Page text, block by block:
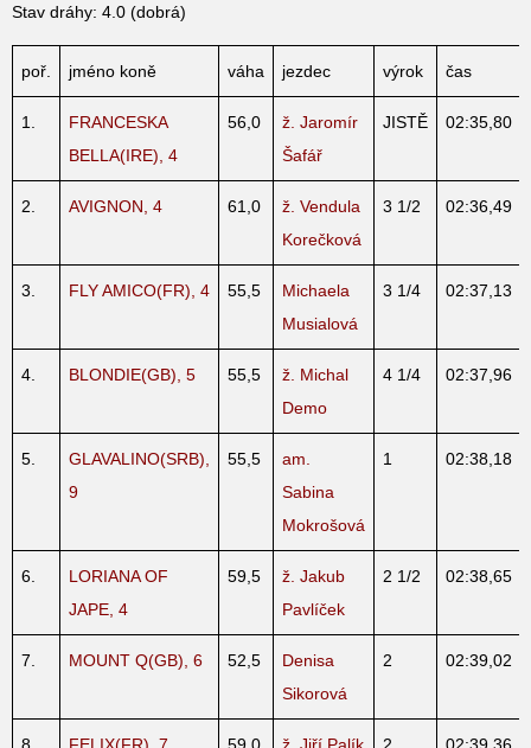
Stav dráhy: 4.0 (dobrá)
poř. jméno koně váha jezdec výrok čas
1.
FRANCESKA
BELLA(IRE), 4
56,0
ž. Jaromír
Šafář
JISTĚ 02:35,80
2. AVIGNON, 4 61,0
ž. Vendula
Korečková
3 1/2 02:36,49
3. FLY AMICO(FR), 4 55,5
Michaela
Musialová
3 1/4 02:37,13
4. BLONDIE(GB), 5 55,5
ž. Michal
Demo
4 1/4 02:37,96
5.
GLAVALINO(SRB),
9
55,5
am.
Sabina
Mokrošová
1 02:38,18
6.
LORIANA OF
JAPE, 4
59,5
ž. Jakub
Pavlíček
2 1/2 02:38,65
7. MOUNT Q(GB), 6 52,5
Denisa
Sikorová
2 02:39,02
8. FELIX(FR), 7 59,0 ž. Jiří Palík 2 02:39,36